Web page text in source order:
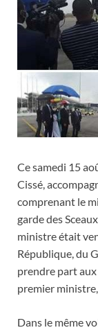
Ce samedi 15
Cissé,
comprenant le
garde des
ministre était
République, du
prendre part
premier
Dans le même